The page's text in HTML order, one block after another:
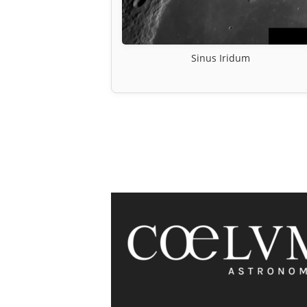
Sinus Iridum